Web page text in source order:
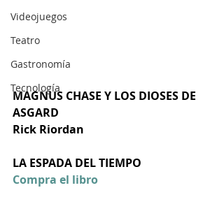
Videojuegos
Teatro
Gastronomía
Tecnología
MAGNUS CHASE Y LOS DIOSES DE
ASGARD
Rick Riordan
LA ESPADA DEL TIEMPO
Compra el libro